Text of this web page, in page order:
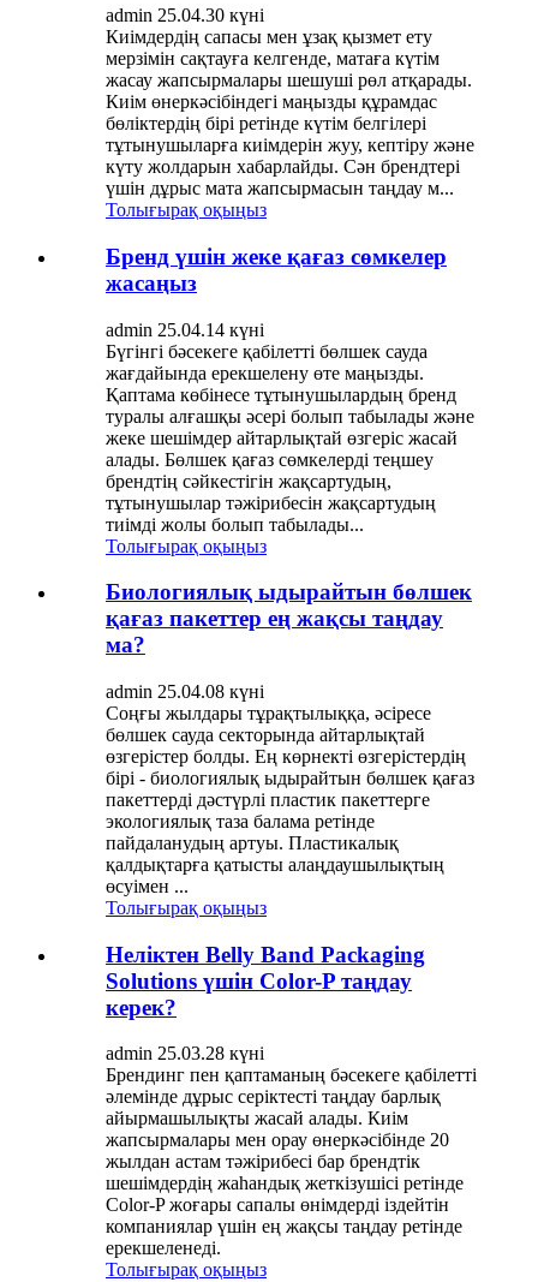
admin 25.04.30 күні
Киімдердің сапасы мен ұзақ қызмет ету
мерзімін сақтауға келгенде, матаға күтім
жасау жапсырмалары шешуші рөл атқарады.
Киім өнеркәсібіндегі маңызды құрамдас
бөліктердің бірі ретінде күтім белгілері
тұтынушыларға киімдерін жуу, кептіру және
күту жолдарын хабарлайды. Сән брендтері
үшін дұрыс мата жапсырмасын таңдау м...
Толығырақ оқыңыз
Бренд үшін жеке қағаз сөмкелер
жасаңыз
admin 25.04.14 күні
Бүгінгі бәсекеге қабілетті бөлшек сауда
жағдайында ерекшелену өте маңызды.
Қаптама көбінесе тұтынушылардың бренд
туралы алғашқы әсері болып табылады және
жеке шешімдер айтарлықтай өзгеріс жасай
алады. Бөлшек қағаз сөмкелерді теңшеу
брендтің сәйкестігін жақсартудың,
тұтынушылар тәжірибесін жақсартудың
тиімді жолы болып табылады...
Толығырақ оқыңыз
Биологиялық ыдырайтын бөлшек
қағаз пакеттер ең жақсы таңдау
ма?
admin 25.04.08 күні
Соңғы жылдары тұрақтылыққа, әсіресе
бөлшек сауда секторында айтарлықтай
өзгерістер болды. Ең көрнекті өзгерістердің
бірі - биологиялық ыдырайтын бөлшек қағаз
пакеттерді дәстүрлі пластик пакеттерге
экологиялық таза балама ретінде
пайдаланудың артуы. Пластикалық
қалдықтарға қатысты алаңдаушылықтың
өсуімен ...
Толығырақ оқыңыз
Неліктен Belly Band Packaging
Solutions үшін Color-P таңдау
керек?
admin 25.03.28 күні
Брендинг пен қаптаманың бәсекеге қабілетті
әлемінде дұрыс серіктесті таңдау барлық
айырмашылықты жасай алады. Киім
жапсырмалары мен орау өнеркәсібінде 20
жылдан астам тәжірибесі бар брендтік
шешімдердің жаһандық жеткізушісі ретінде
Color-P жоғары сапалы өнімдерді іздейтін
компаниялар үшін ең жақсы таңдау ретінде
ерекшеленеді.
Толығырақ оқыңыз